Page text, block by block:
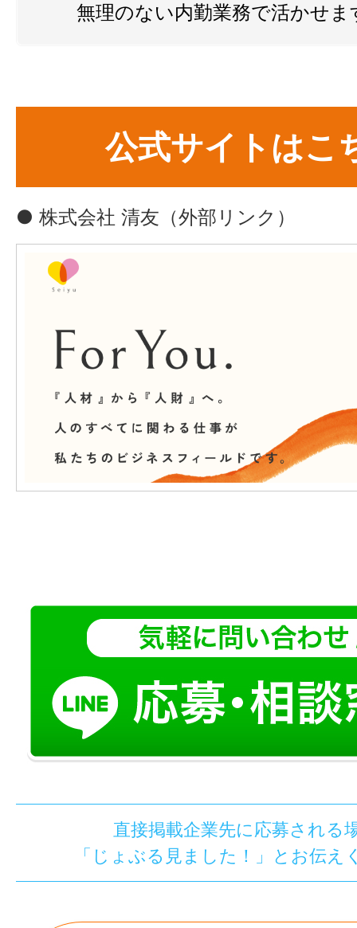
無理のない内勤業務で活かせま
公式サイトはこ
● 株式会社 清友（外部リンク）
直接掲載企業先に応募される
「じょぶる見ました！」とお伝え